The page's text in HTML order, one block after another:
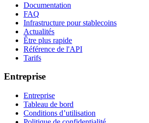
Documentation
FAQ
Infrastructure pour stablecoins
Actualités
Être plus rapide
Référence de l'API
Tarifs
Entreprise
Entreprise
Tableau de bord
Conditions d’utilisation